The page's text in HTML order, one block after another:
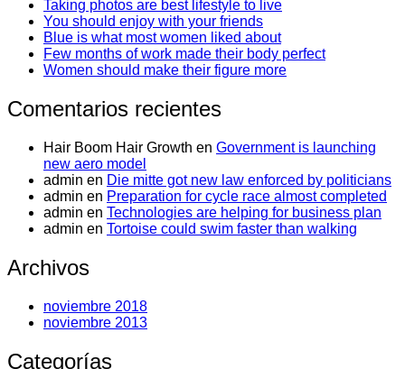
Taking photos are best lifestyle to live
You should enjoy with your friends
Blue is what most women liked about
Few months of work made their body perfect
Women should make their figure more
Comentarios recientes
Hair Boom Hair Growth en Government is launching
new aero model
admin en Die mitte got new law enforced by politicians
admin en Preparation for cycle race almost completed
admin en Technologies are helping for business plan
admin en Tortoise could swim faster than walking
Archivos
noviembre 2018
noviembre 2013
Categorías